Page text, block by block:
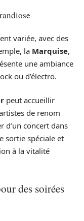
variée, avec des
la Marquise,
une ambiance
ou d’électro.
peut accueillir
de renom
d’un concert dans
sortie spéciale et
à la vitalité
des soirées